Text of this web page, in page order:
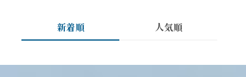
新着順 人気順